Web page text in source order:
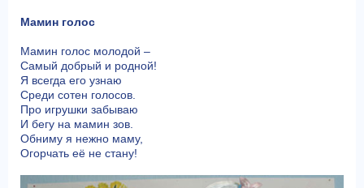
Мамин голос
Мамин голос молодой –
Самый добрый и родной!
Я всегда его узнаю
Среди сотен голосов.
Про игрушки забываю
И бегу на мамин зов.
Обниму я нежно маму,
Огорчать её не стану!